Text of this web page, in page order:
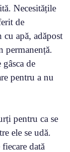
Necesitățile
de
apă, adăpost
permanență.
de
pentru a nu
pentru ca se
ele se udă.
dată